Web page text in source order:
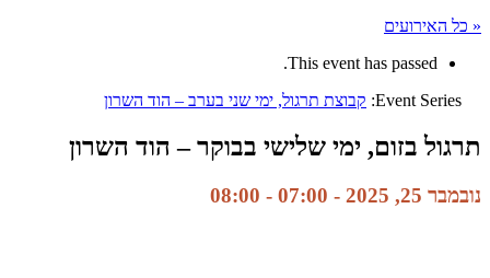
« כל האירועים
This event has passed.
Event Series: קבוצת תרגול, ימי שני בערב – הוד השרון
תרגול בזום, ימי שלישי בבוקר – הוד השרון
נובמבר 25, 2025 - 07:00 -
08:00